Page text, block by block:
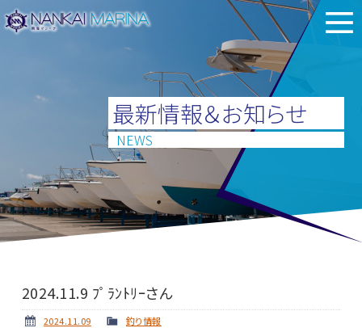
最新情報＆お知らせ
NEWS
2024.11.9 ﾌﾟﾗﾝﾄﾘｰさん
2024.11.09 釣り情報